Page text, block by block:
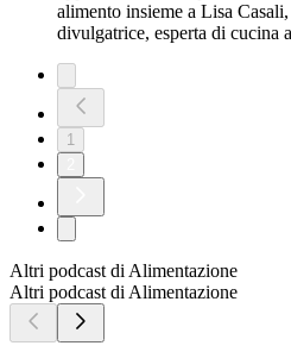
alimento insieme a Lisa
divulgatrice, esperta di cucina
1
Altri podcast di Alimentazione
Altri podcast di Alimentazione